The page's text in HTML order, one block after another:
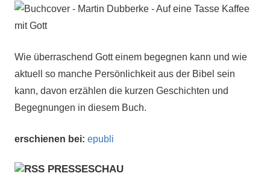
Wie überraschend Gott einem begegnen kann und wie
aktuell so manche Persönlichkeit aus der Bibel sein
kann, davon erzählen die kurzen Geschichten und
Begegnungen in diesem Buch.
erschienen bei: epubli
PRESSESCHAU